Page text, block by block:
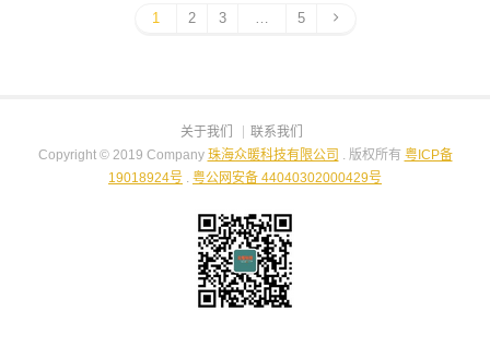
1 2 3 5
关于我们
联系我们
Copyright © 2019 Company 珠海众暖科技有限公司 . 版权所有 粤ICP备
19018924号 . 粤公网安备 44040302000429号